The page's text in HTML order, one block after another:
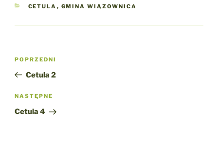
KATEGORIE
CETULA , GMINA WIĄZOWNICA
Poprzedni
wpis
POPRZEDNI
Cetula 2
Następny
wpis
NASTĘPNE
Cetula 4